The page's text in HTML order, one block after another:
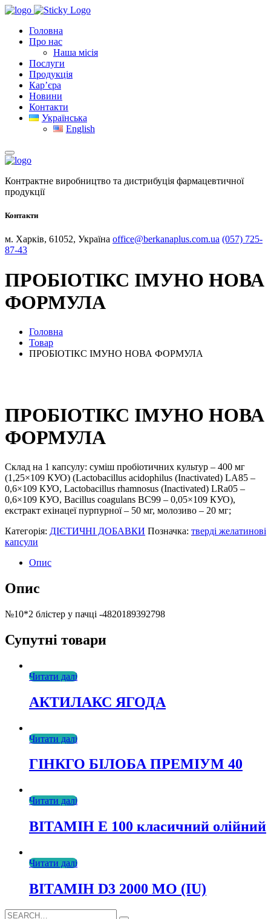
Головна
Про нас
Наша місія
Послуги
Продукція
Кар’єра
Новини
Контакти
Українська
English
Контрактне виробництво та дистрибуція фармацевтичної
продукції
Контакти
м. Харків, 61052, Україна office@berkanaplus.com.ua (057) 725-
87-43
ПРОБІОТІКС ІМУНО НОВА
ФОРМУЛА
Головна
Товар
ПРОБІОТІКС ІМУНО НОВА ФОРМУЛА
ПРОБІОТІКС ІМУНО НОВА
ФОРМУЛА
Склад на 1 капсулу: суміш пробіотичних культур – 400 мг
(1,25×109 КУО) (Lactobacillus acidophilus (Inactivated) LA85 –
0,6×109 КУО, Lactobacillus rhamnosus (Inactivated) LRa05 –
0,6×109 КУО, Bacillus coagulans BC99 – 0,05×109 КУО),
екстракт ехінацеї пурпурної – 50 мг, молозиво – 20 мг;
Категорія: ДІЄТИЧНІ ДОБАВКИ Позначка: тверді желатинові
капсули
Опис
Опис
№10*2 блістер у пачці -4820189392798
Супутні товари
Читати далі
АКТИЛАКС ЯГОДА
Читати далі
ГІНКГО БІЛОБА ПРЕМІУМ 40
Читати далі
ВІТАМІН Е 100 класичний олійний
Читати далі
ВІТАМІН D3 2000 МО (IU)